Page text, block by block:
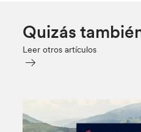
Quizás
Leer otros artículos